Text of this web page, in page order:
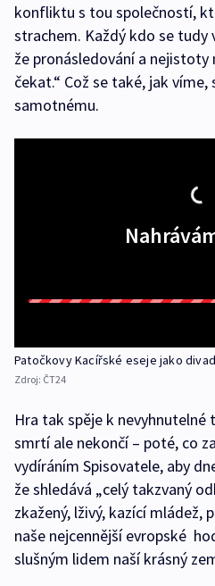
konfliktu s tou společností,
strachem. Každý kdo se
že pronásledování a nejistoty
čekat.“ Což se také, jak
samotnému.
Patočkovy Kacířské eseje jako
Zdroj: ČT24
Hra tak spěje k
smrtí ale nekončí – poté, co
vydíráním Spisovatele, aby
že shledává „celý takzvaný
zkažený, lživý, kazící mládež,
naše nejcennější evropské
slušným lidem naší krásný